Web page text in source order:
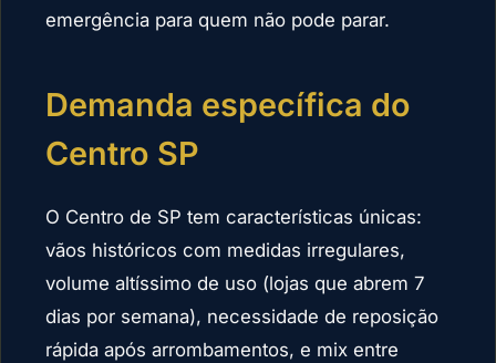
emergência para quem não pode parar.
Demanda específica do
Centro SP
O Centro de SP tem características únicas:
vãos históricos com medidas irregulares,
volume altíssimo de uso (lojas que abrem 7
dias por semana), necessidade de reposição
rápida após arrombamentos, e mix entre